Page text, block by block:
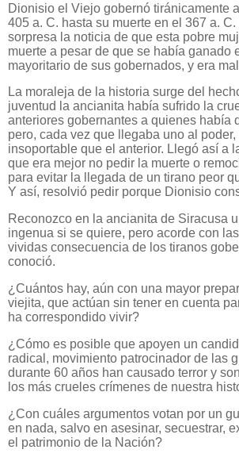
Dionisio el Viejo gobernó tiránicamente
405 a. C. hasta su muerte en el 367 a.
sorpresa la noticia de que esta pobre
muerte a pesar de que se había ganado
mayoritario de sus gobernados, y era
La moraleja de la historia surge del
juventud la ancianita había sufrido la
anteriores gobernantes a quienes había
pero, cada vez que llegaba uno al
insoportable que el anterior. Llegó así a
que era mejor no pedir la muerte o
para evitar la llegada de un tirano peor
Y así, resolvió pedir porque Dionisio
Reconozco en la ancianita de Siracusa
ingenua si se quiere, pero acorde con
vividas consecuencia de los tiranos
conoció.
¿Cuántos hay, aún con una mayor
viejita, que actúan sin tener en cuenta
ha correspondido vivir?
¿Cómo es posible que apoyen un
radical, movimiento patrocinador de las
durante 60 años han causado terror y
los más crueles crímenes de nuestra
¿Con cuáles argumentos votan por un
en nada, salvo en asesinar, secuestrar,
el patrimonio de la Nación?